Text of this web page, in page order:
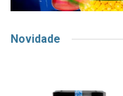
Novidade